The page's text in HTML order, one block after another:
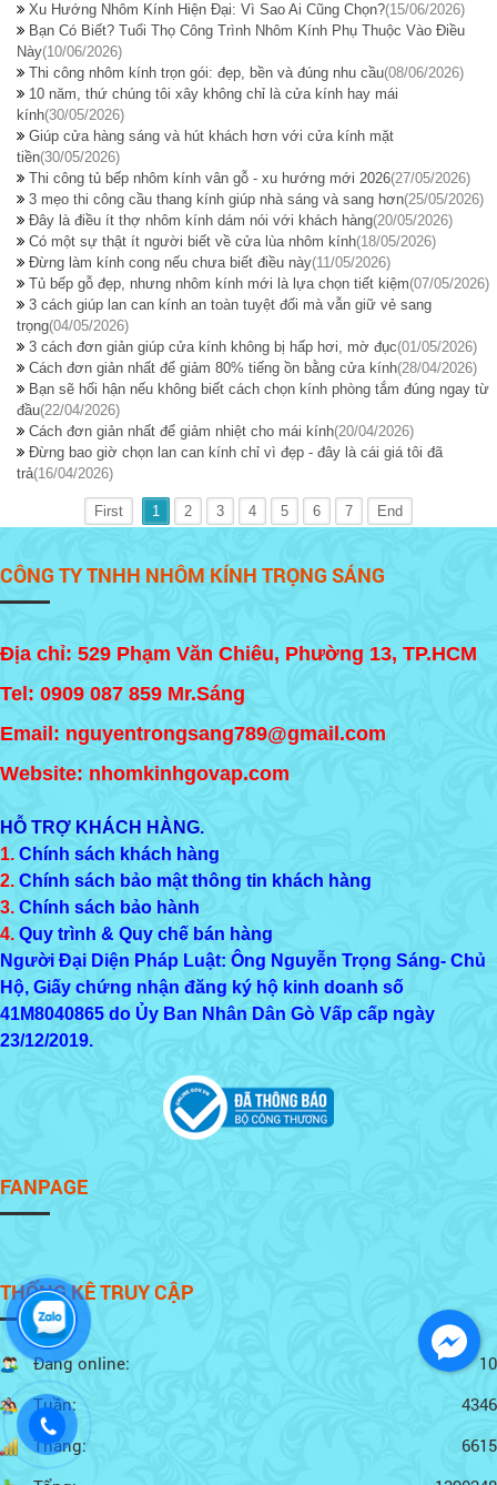
Xu Hướng Nhôm Kính Hiện Đại: Vì Sao Ai Cũng Chọn?(15/06/2026)
Bạn Có Biết? Tuổi Thọ Công Trình Nhôm Kính Phụ Thuộc Vào Điều
Này(10/06/2026)
Thi công nhôm kính trọn gói: đẹp, bền và đúng nhu cầu(08/06/2026)
10 năm, thứ chúng tôi xây không chỉ là cửa kính hay mái
kính(30/05/2026)
Giúp cửa hàng sáng và hút khách hơn với cửa kính mặt
tiền(30/05/2026)
Thi công tủ bếp nhôm kính vân gỗ - xu hướng mới 2026(27/05/2026)
3 mẹo thi công cầu thang kính giúp nhà sáng và sang hơn(25/05/2026)
Đây là điều ít thợ nhôm kính dám nói với khách hàng(20/05/2026)
Có một sự thật ít người biết về cửa lùa nhôm kính(18/05/2026)
Đừng làm kính cong nếu chưa biết điều này(11/05/2026)
Tủ bếp gỗ đẹp, nhưng nhôm kính mới là lựa chọn tiết kiệm(07/05/2026)
3 cách giúp lan can kính an toàn tuyệt đối mà vẫn giữ vẻ sang
trọng(04/05/2026)
3 cách đơn giản giúp cửa kính không bị hấp hơi, mờ đục(01/05/2026)
Cách đơn giản nhất để giảm 80% tiếng ồn bằng cửa kính(28/04/2026)
Bạn sẽ hối hận nếu không biết cách chọn kính phòng tắm đúng ngay từ
đầu(22/04/2026)
Cách đơn giản nhất để giảm nhiệt cho mái kính(20/04/2026)
Đừng bao giờ chọn lan can kính chỉ vì đẹp - đây là cái giá tôi đã
trả(16/04/2026)
First 1 2 3 4 5 6 7 End
CÔNG TY TNHH NHÔM KÍNH TRỌNG SÁNG
Địa chỉ: 529 Phạm Văn Chiêu, Phường 13, TP.HCM
Tel: 0909 087 859 Mr.Sáng
Email: nguyentrongsang789@gmail.com
Website: nhomkinhgovap.com
HỖ TRỢ KHÁCH HÀNG.
1. Chính sách khách hàng
2. Chính sách bảo mật thông tin khách hàng
3. Chính sách bảo hành
4. Quy trình & Quy chế bán hàng
Người Đại Diện Pháp Luật: Ông Nguyễn Trọng Sáng- Chủ
Hộ, Giấy chứng nhận đăng ký hộ kinh doanh số
41M8040865 do Ủy Ban Nhân Dân Gò Vấp cấp ngày
23/12/2019.
FANPAGE
THỐNG KÊ TRUY CẬP
Đang online:
10
Tuần:
4346
Tháng:
6615